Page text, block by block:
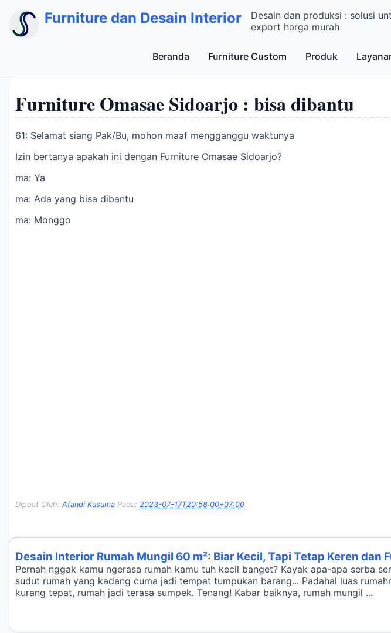
Furniture dan Desain Interior
Desain dan produksi : solusi
export harga murah
Beranda Furniture Custom Produk
Furniture Omasae Sidoarjo : bisa dibantu
61: Selamat siang Pak/Bu, mohon maaf mengganggu waktunya
Izin bertanya apakah ini dengan Furniture Omasae Sidoarjo?
ma: Ya
ma: Ada yang bisa dibantu
ma: Monggo
Dipost Oleh: Afandi Kusuma Pada: 2023-07-17T20:58:00+07:00
Desain Interior Rumah Mungil 60 m²: Biar Kecil, Tapi Tetap Keren dan
Pernah nggak kamu ngerasa rumah kamu tuh kecil banget? Kayak apa-apa serba
sudut rumah yang kadang cuma jadi tempat tumpukan barang... Padahal luas
kurang tepat, rumah jadi terasa sumpek. Tenang! Kabar baiknya, rumah mungil ...